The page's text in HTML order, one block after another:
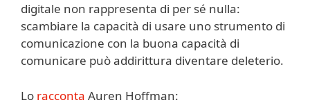
digitale non rappresenta di per sé nulla:
scambiare la capacità di usare uno strumento di
comunicazione con la buona capacità di
comunicare può addirittura diventare deleterio.
Lo racconta Auren Hoffman: